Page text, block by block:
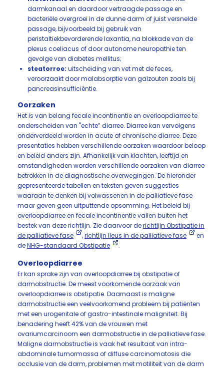
darmkanaal en daardoor vertraagde passage en
bacteriële overgroei in de dunne darm of juist versnelde
passage, bijvoorbeeld bij gebruik van
peristaltiekbevorderende laxantia, na blokkade van de
plexus coeliacus of door autonome neuropathie ten
gevolge van diabetes mellitus;
steatorroe: uitscheiding van vet met de feces,
veroorzaakt door malabsorptie van galzouten zoals bij
pancreasinsufficiëntie.
Oorzaken
Het is van belang fecale incontinentie en overloopdiarree te
onderscheiden van "echte” diarree. Diarree kan vervolgens
onderverdeeld worden in acute of chronische diarree. Deze
presentaties hebben verschillende oorzaken waardoor beloop
en beleid anders zijn. Afhankelijk van klachten, leeftijd en
omstandigheden worden verschillende oorzaken van diarree
betrokken in de diagnostische overwegingen. De hieronder
gepresenteerde tabellen en teksten geven suggesties
waaraan te denken bij volwassenen in de palliatieve fase
maar geven geen uitputtende opsomming. Het beleid bij
overloopdiarree en fecale incontinentie vallen buiten het
bestek van deze richtlijn. Zie daarvoor derichtlijn Obstipatie in
de palliatieve fase
,richtlijn Ileus in de palliatieve fase
en
deNHG-standaard Obstipatie .
Overloopdiarree
Er kan sprake zijn van overloopdiarree bij obstipatie of
darmobstructie. De meest voorkomende oorzaak van
overloopdiarree is obstipatie. Daarnaast is maligne
darmobstructie een veelvoorkomend probleem bij patiënten
met een urogenitale of gastro-intestinale maligniteit. Bij
benadering heeft 42% van de vrouwen met
ovariumcarcinoom een darmobstructie in de palliatieve fase.
Maligne darmobstructie is vaak het resultaat van intra-
abdominale tumormassa of diffuse carcinomatosis die
occlusie van de darm, problemen met motiliteit van de darm